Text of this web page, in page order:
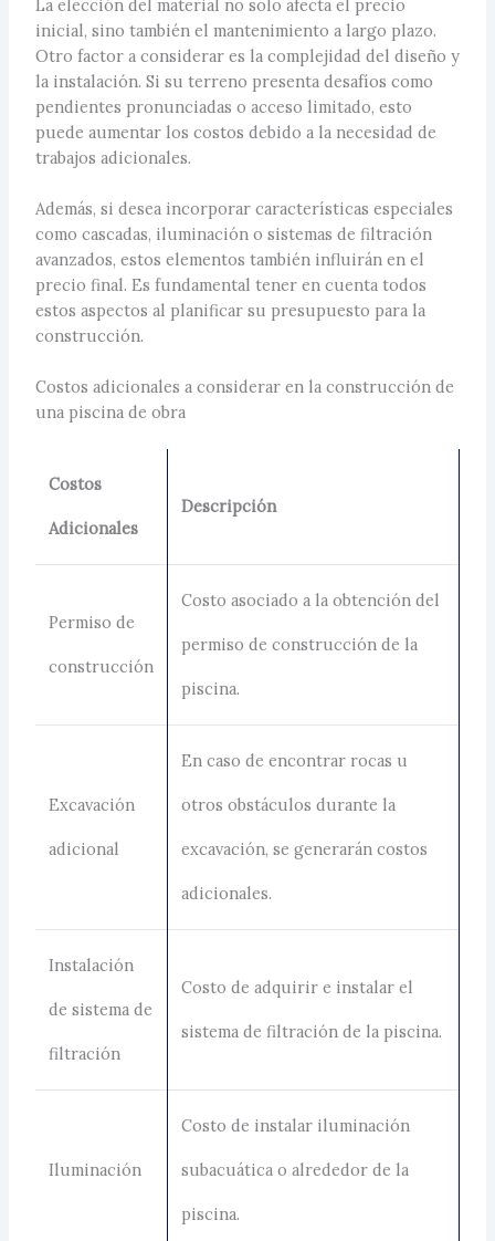
La elección del material no solo afecta el precio
inicial, sino también el mantenimiento a largo plazo.
Otro factor a considerar es la complejidad del diseño y
la instalación. Si su terreno presenta desafíos como
pendientes pronunciadas o acceso limitado, esto
puede aumentar los costos debido a la necesidad de
trabajos adicionales.
Además, si desea incorporar características especiales
como cascadas, iluminación o sistemas de filtración
avanzados, estos elementos también influirán en el
precio final. Es fundamental tener en cuenta todos
estos aspectos al planificar su presupuesto para la
construcción.
Costos adicionales a considerar en la construcción de
una piscina de obra
Costos
Adicionales
Descripción
Permiso de
construcción
Costo asociado a la obtención del
permiso de construcción de la
piscina.
Excavación
adicional
En caso de encontrar rocas u
otros obstáculos durante la
excavación, se generarán costos
adicionales.
Instalación
de sistema de
filtración
Costo de adquirir e instalar el
sistema de filtración de la piscina.
Iluminación
Costo de instalar iluminación
subacuática o alrededor de la
piscina.